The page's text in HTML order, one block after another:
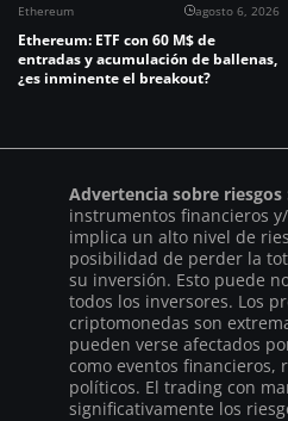
Ethereum agosto 6, 2026
Ethereum: ETF con 60 M$ de
entradas y acumulación de ballenas,
¿es inminente el breakout?
Advertencia sobre riesgos
instrumentos financieros
implica un alto nivel de
posibilidad de perder la
su inversión. Esto puede
todos los inversores. Los
criptomonedas son
pueden verse afectados
como eventos financieros,
políticos. El trading con
significativamente los